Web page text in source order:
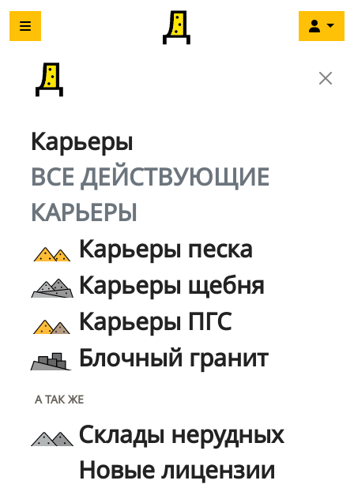
Карьеры
ВСЕ ДЕЙСТВУЮЩИЕ
КАРЬЕРЫ
Карьеры песка
Карьеры щебня
Карьеры ПГС
Блочный гранит
А ТАК ЖЕ
Склады нерудных
Новые лицензии